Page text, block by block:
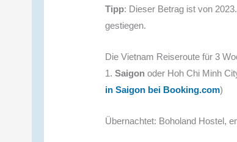
Tipp: Dieser Betrag ist von
gestiegen.
Die Vietnam Reiseroute für 3
1.Saigonoder Hoh Chi Minh
in Saigon bei Booking.com)
Übernachtet: Boholand Hostel,